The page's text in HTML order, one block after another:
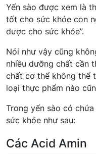
Yến sào được xem là
tốt cho sức khỏe con
dược cho sức khỏe”.
Nói như vậy cũng
nhiều dưỡng chất cần
chất cơ thể không thể
loại thực phẩm nào
Trong yến sào có
sức khỏe như sau:
Các Acid Amin